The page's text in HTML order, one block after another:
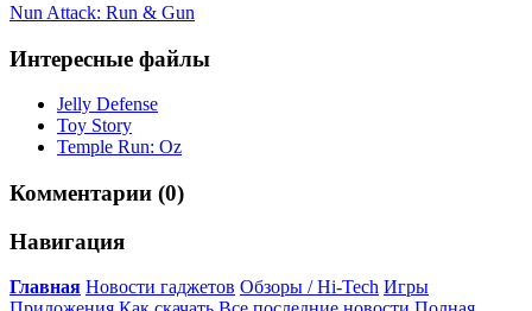
Nun Attack: Run & Gun
Интересные файлы
Jelly Defense
Toy Story
Temple Run: Oz
Комментарии (0)
Навигация
Главная Новости гаджетов Обзоры / Hi-Tech Игры